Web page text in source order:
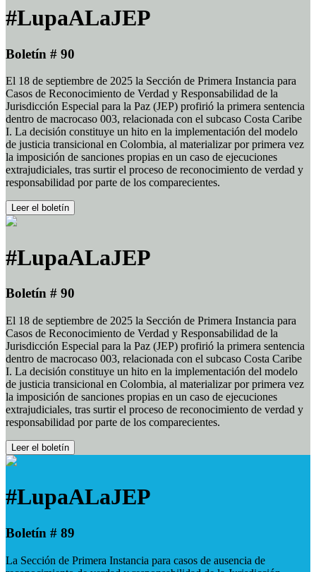
#LupaALaJEP
Boletín # 90
El 18 de septiembre de 2025 la Sección de Primera Instancia para
Casos de Reconocimiento de Verdad y Responsabilidad de la
Jurisdicción Especial para la Paz (JEP) profirió la primera sentencia
dentro de macrocaso 003, relacionada con el subcaso Costa Caribe
I. La decisión constituye un hito en la implementación del modelo
de justicia transicional en Colombia, al materializar por primera vez
la imposición de sanciones propias en un caso de ejecuciones
extrajudiciales, tras surtir el proceso de reconocimiento de verdad y
responsabilidad por parte de los comparecientes.
Leer el boletín
#LupaALaJEP
Boletín # 90
El 18 de septiembre de 2025 la Sección de Primera Instancia para
Casos de Reconocimiento de Verdad y Responsabilidad de la
Jurisdicción Especial para la Paz (JEP) profirió la primera sentencia
dentro de macrocaso 003, relacionada con el subcaso Costa Caribe
I. La decisión constituye un hito en la implementación del modelo
de justicia transicional en Colombia, al materializar por primera vez
la imposición de sanciones propias en un caso de ejecuciones
extrajudiciales, tras surtir el proceso de reconocimiento de verdad y
responsabilidad por parte de los comparecientes.
Leer el boletín
#LupaALaJEP
Boletín # 89
La Sección de Primera Instancia para casos de ausencia de